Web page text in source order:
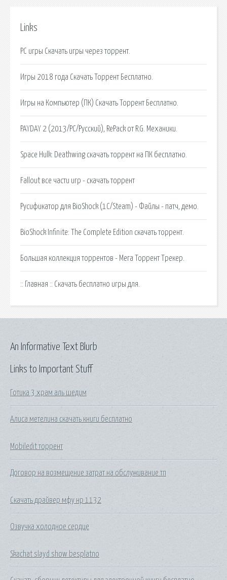
Links
PC игры Скачать игры через торрент.
Игры 2018 года Скачать Торрент Бесплатно.
Игры на Компьютер (ПК) Скачать Торрент Бесплатно.
PAYDAY 2 (2013/PC/Русский), RePack от R.G. Механики.
Space Hulk: Deathwing скачать торрент на ПК бесплатно.
Fallout все части игр - скачать торрент
Русификатор для BioShock (1С/Steam) - Файлы - патч, демо.
BioShock Infinite: The Complete Edition скачать торрент.
Большая коллекция торрентов - Мега Торрент Трекер.
:: Главная :: Скачать бесплатно игры для.
Links to Important Stuff
Готика 3 храм аль шедим
Алиса метелина скачать книги бесплатно
Mobiledit торрент
Договор на возмещение затрат на обслуживание тп
Скачать драйвер мфу нр 1132
Озвучка холодное сердце
Skachat slayd show besplatno
An Informative Text Blurb